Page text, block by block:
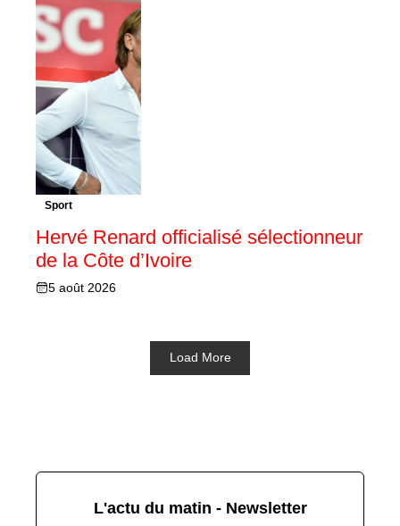
Sport
Hervé Renard officialisé sélectionneur
de la Côte d’Ivoire
5 août 2026
Load More
L'actu du matin - Newsletter